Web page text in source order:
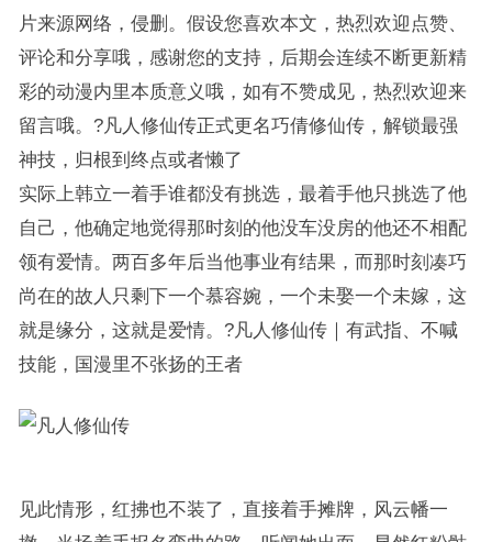
片来源网络，侵删。假设您喜欢本文，热烈欢迎点赞、
评论和分享哦，感谢您的支持，后期会连续不断更新精
彩的动漫内里本质意义哦，如有不赞成见，热烈欢迎来
留言哦。?凡人修仙传正式更名巧倩修仙传，解锁最强
神技，归根到终点或者懒了
实际上韩立一着手谁都没有挑选，最着手他只挑选了他
自己，他确定地觉得那时刻的他没车没房的他还不相配
领有爱情。两百多年后当他事业有结果，而那时刻凑巧
尚在的故人只剩下一个慕容婉，一个未娶一个未嫁，这
就是缘分，这就是爱情。?凡人修仙传｜有武指、不喊
技能，国漫里不张扬的王者
见此情形，红拂也不装了，直接着手摊牌，风云幡一